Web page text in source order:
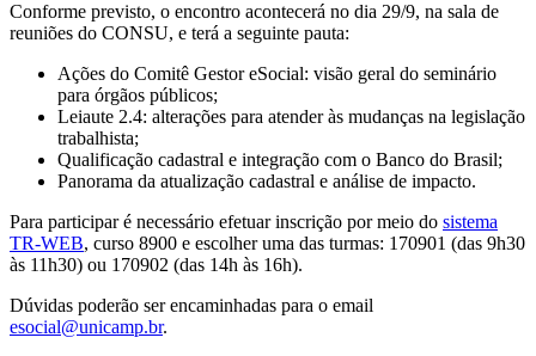
Conforme previsto, o encontro acontecerá no dia 29/9, na sala de
reuniões do CONSU, e terá a seguinte pauta:
Ações do Comitê Gestor eSocial: visão geral do seminário
para órgãos públicos;
Leiaute 2.4: alterações para atender às mudanças na legislação
trabalhista;
Qualificação cadastral e integração com o Banco do Brasil;
Panorama da atualização cadastral e análise de impacto.
Para participar é necessário efetuar inscrição por meio do sistema
TR-WEB, curso 8900 e escolher uma das turmas: 170901 (das 9h30
às 11h30) ou 170902 (das 14h às 16h).
Dúvidas poderão ser encaminhadas para o email
esocial@unicamp.br.